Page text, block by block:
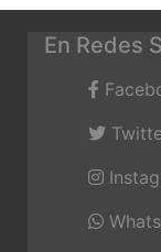
En Redes